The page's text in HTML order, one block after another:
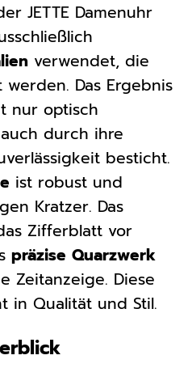
JETTE Damenuhr
verwendet, die
Das Ergebnis
nur optisch
durch ihre
besticht.
ist robust und
Kratzer. Das
Zifferblatt vor
präzise Quarzwerk
Zeitanzeige. Diese
in Qualität und Stil.